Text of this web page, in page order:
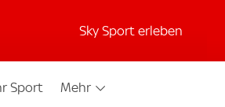
Sky Sport erleben
Sport Mehr